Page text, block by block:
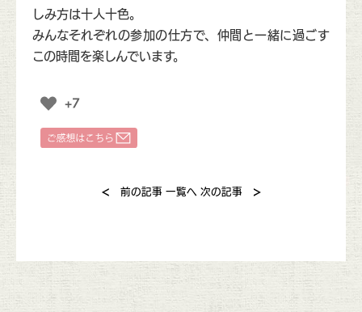
しみ方は十人十色。
みんなそれぞれの参加の仕方で、仲間と一緒に過ごす
この時間を楽しんでいます。
+7
< 前の記事 一覧へ 次の記事 >